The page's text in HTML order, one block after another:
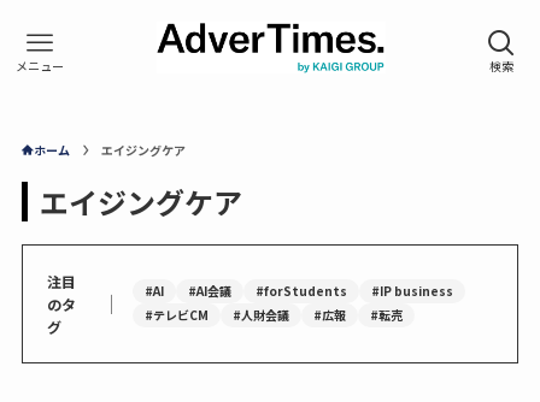
ホーム エイジングケア
エイジングケア
注目
のタ
グ
｜ #AI #AI会議 #forStudents
#IP business
#テレビCM
#人財会議 #広報 #転売